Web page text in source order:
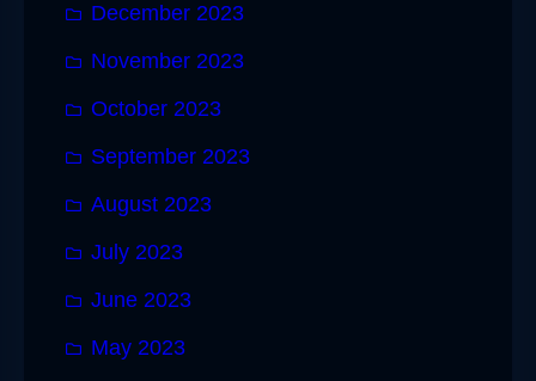
December 2023
November 2023
October 2023
September 2023
August 2023
July 2023
June 2023
May 2023